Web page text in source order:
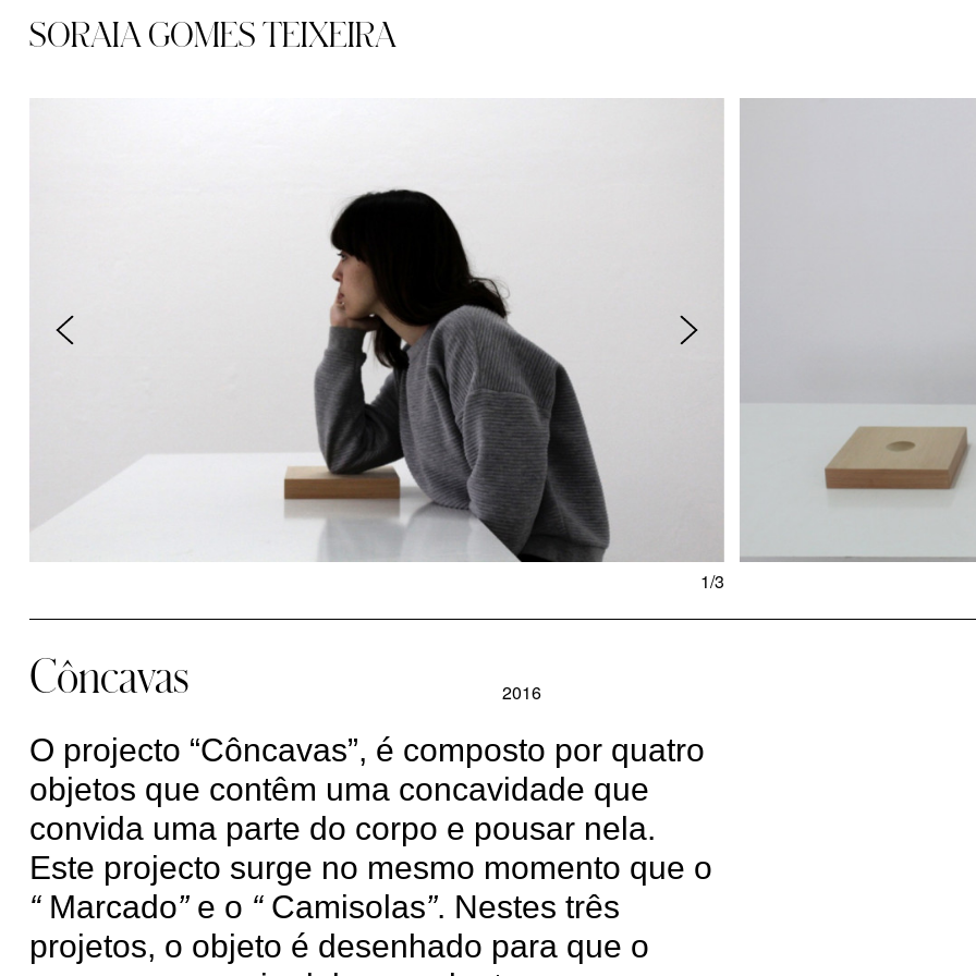
SORAIA GOMES TEIXEIRA
1/3
Côncavas 2016
O projecto “Côncavas”, é composto por quatro
objetos que contêm uma concavidade que
convida uma parte do corpo e pousar nela.
Este projecto surge no mesmo momento que o
“ Marcado”e o “ Camisolas”. Nestes três
projetos, o objeto é desenhado para que o